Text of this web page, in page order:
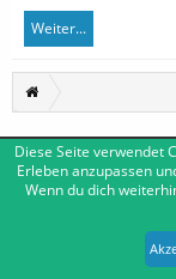
Weiter...
Deutsch [Du]
Forum software by
Diese Seite verwendet
Erleben anzupassen
Wenn du dich